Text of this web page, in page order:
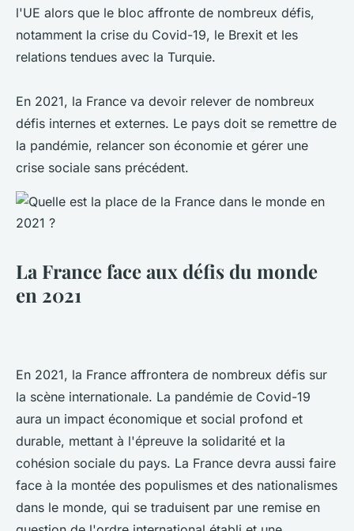
l'UE alors que le bloc affronte de nombreux défis,
notamment la crise du Covid-19, le Brexit et les
relations tendues avec la Turquie.
En 2021, la France va devoir relever de nombreux
défis internes et externes. Le pays doit se remettre de
la pandémie, relancer son économie et gérer une
crise sociale sans précédent.
La France face aux défis du monde
en 2021
En 2021, la France affrontera de nombreux défis sur
la scène internationale. La pandémie de Covid-19
aura un impact économique et social profond et
durable, mettant à l'épreuve la solidarité et la
cohésion sociale du pays. La France devra aussi faire
face à la montée des populismes et des nationalismes
dans le monde, qui se traduisent par une remise en